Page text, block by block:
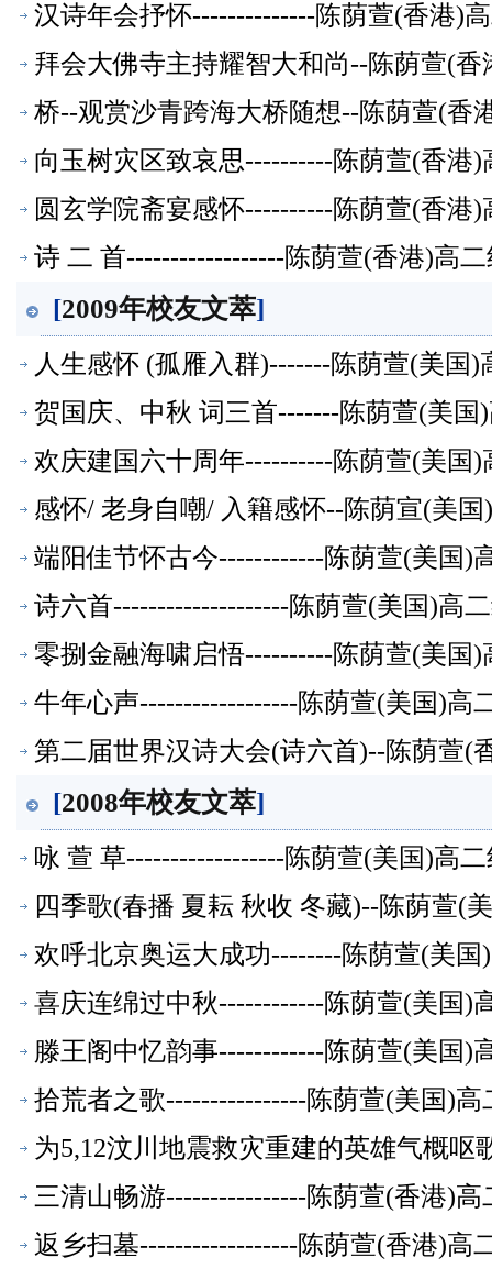
汉诗年会抒怀--------------陈荫萱(香港)
拜会大佛寺主持耀智大和尚--陈荫萱(
桥--观赏沙青跨海大桥随想--陈荫萱(香
向玉树灾区致哀思----------陈荫萱(香港
圆玄学院斋宴感怀----------陈荫萱(香港
诗 二 首------------------陈荫萱(香港)高
[2009年校友文萃]
人生感怀 (孤雁入群)-------陈荫萱(美国
贺国庆、中秋 词三首-------陈荫萱(美国
欢庆建国六十周年----------陈荫萱(美国
感怀/ 老身自嘲/ 入籍感怀--陈荫宣(美
端阳佳节怀古今------------陈荫萱(美国)
诗六首--------------------陈荫萱(美国)高
零捌金融海啸启悟----------陈荫萱(美国
牛年心声------------------陈荫萱(美国)高
第二届世界汉诗大会(诗六首)--陈荫萱(
[2008年校友文萃]
咏 萱 草------------------陈荫萱(美国)高
四季歌(春播 夏耘 秋收 冬藏)--陈荫萱(
欢呼北京奥运大成功--------陈荫萱(美
喜庆连绵过中秋------------陈荫萱(美国)
滕王阁中忆韵事------------陈荫萱(美国)
拾荒者之歌----------------陈荫萱(美国)高
为5,12汶川地震救灾重建的英雄气概
三清山畅游----------------陈荫萱(香港)
返乡扫墓------------------陈荫萱(香港)高